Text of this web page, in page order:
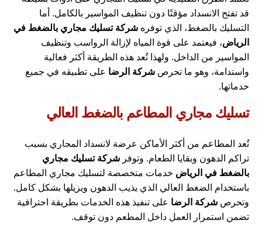
قد تفتح الانسداد مؤقتًا دون تنظيف المواسير بالكامل. أما
التسليك بالضغط، الذي توفرهشركة تسليك مجاري بالضغط في
الرياض، فيعتمد على قوة المياه لإزالة الرواسب وتنظيف
المواسير من الداخل. ولهذا تُعد هذه الطريقة أكثر فعالية
واستدامة، وهو ما تحرصشركة الرضا على تطبيقه في جميع
خدماتها.
تسليك مجاري المطاعم بالضغط العالي
تُعد المطاعم من أكثر الأماكن عرضة لانسداد المجاري بسبب
تراكم الدهون وبقايا الطعام. وتوفرشركة تسليك مجاري
بالضغط في الرياض خدمات متخصصة لتسليك مجاري المطاعم
باستخدام الضغط العالي الذي يذيب الدهون ويزيلها بشكل كامل.
وتحرصشركة الرضا على تنفيذ هذه الخدمات بطريقة احترافية
تضمن استمرار العمل داخل المطعم دون توقف.